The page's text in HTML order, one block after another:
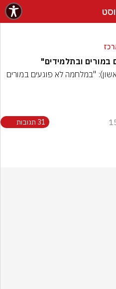
ובתלמידים"
31 תגובות